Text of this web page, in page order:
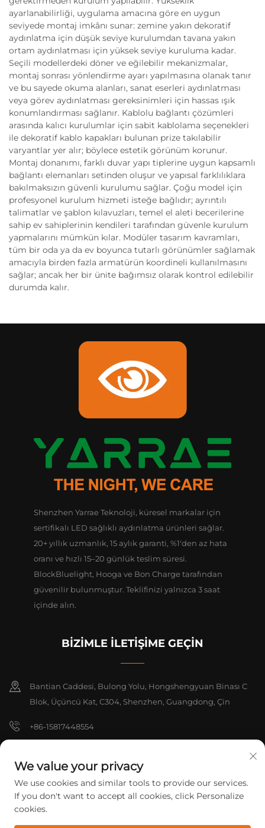
ayarlanabilirliği, uygulama amacına göre en uygun
seviyede montaj imkânı sunar: zemine yakın dekoratif
aydınlatma için düşük seviye kurulumdan tavana yakın
ortam aydınlatması için yüksek seviye kuruluma kadar.
Seçili modellerdeki döner ve eğilebilir mekanizmalar,
montaj sonrası yönlendirme ayarı yapılmasına olanak tanır
ve bu sayede okuma alanları, sanat eserleri aydınlatması
veya görev aydınlatması gereksinimleri için hassas ışık
konumlandırması sağlanır. Kablolu bağlantı çözümleri
arasında kalıcı kurulumlar için sabit kablolama seçenekleri
ile dekoratif kablo kapakları bulunan prize takılabilir
varyantlar yer alır; böylece estetik görünüm korunur.
Montaj donanımı, farklı duvar yapı tiplerine uygun kapsamlı
bağlantı elemanları setinden oluşur ve yapısal farklılıklara
bakılmaksızın güvenli kurulumu sağlar. Çoğu model için
profesyonel kurulum hizmeti isteğe bağlıdır; ayrıntılı
talimatlar ve şablon kılavuzları, temel el aleti becerilerine
sahip ev sahiplerinin kendileri tarafından güvenle kurulum
yapmalarını mümkün kılar. Modüler tasarım kavramları,
tüm bir oda ya da ev boyunca tutarlı görünümler sağlamak
amacıyla birden fazla armatürün koordineli kullanılmasını
sağlar; ancak her bir ünite bağımsız olarak kontrol edilebilir
durumda kalır.
Shenzhen Yarrae Teknoloji, küresel markalar için
sertifikalı LED sağlıklı aydınlatma ürünleri sağlar.
20+ yıllık uzmanlık, 15 aylık garanti, %1'den az hata
oranı ve hızlı 15–20 günlük teslim süresi.
BlockBluelight, Hooga ve Bon Charge tarafından
güvenilir bulunmuştur. Teklifinizi yalnızca 3 saat
içinde alın.
BİZİMLE İLETİŞİME GEÇİN
Bantian Caddesi, Bulong Yolu, Hongshengyuan Binası C
Blok, Üçüncü Kat, C304, Shenzhen, Guangdong, Çin
+86-15817448554
Telif Hakkı © 2026 Shenzhen Yarrae Technology Co., Ltd. Beijing Tüm
hakları saklıdır. Gizlilik Politikası
We value your privacy
We use cookies and similar tools to provide our services.
If you don't want to accept all cookies, click Personalize
cookies.